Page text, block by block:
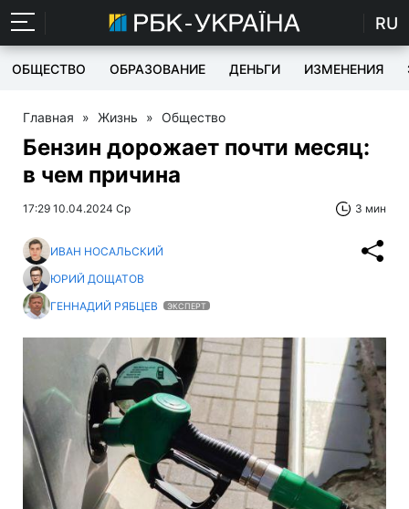
RU
ОБЩЕСТВО ОБРАЗОВАНИЕ ДЕНЬГИ ИЗМЕНЕНИЯ
Главная » Жизнь » Общество
Бензин дорожает почти месяц:
в чем причина
17:29 10.04.2024 Ср 3 мин
ИВАН НОСАЛЬСКИЙ
ЮРИЙ ДОЩАТОВ
ГЕННАДИЙ РЯБЦЕВ
ЭКСПЕРТ